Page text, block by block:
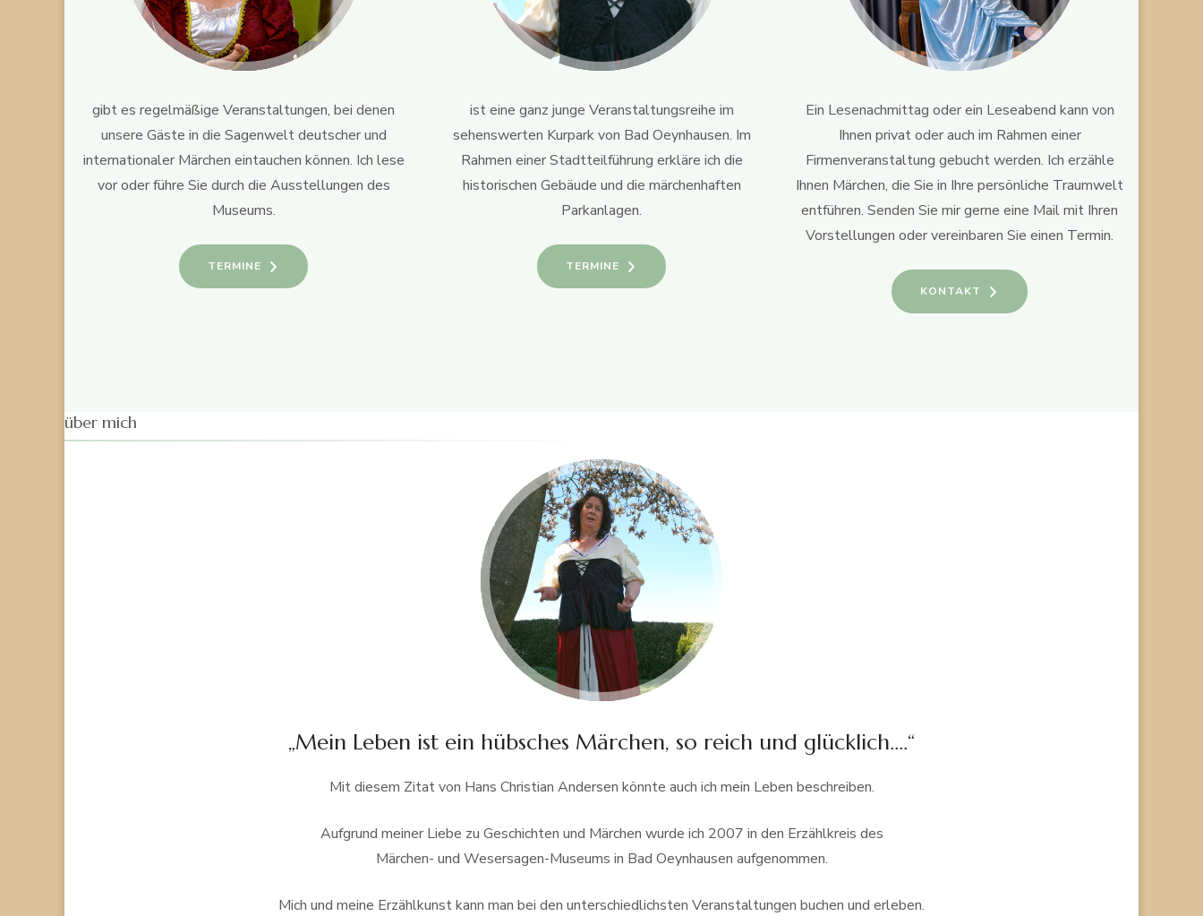
gibt es regelmäßige Veranstaltungen, bei denen
unsere Gäste in die Sagenwelt deutscher und
internationaler Märchen eintauchen können. Ich lese
vor oder führe Sie durch die Ausstellungen des
Museums.
TERMINE
ist eine ganz junge Veranstaltungsreihe im
sehenswerten Kurpark von Bad Oeynhausen. Im
Rahmen einer Stadtteilführung erkläre ich die
historischen Gebäude und die märchenhaften
Parkanlagen.
TERMINE
Ein Lesenachmittag oder ein Leseabend kann von
Ihnen privat oder auch im Rahmen einer
Firmenveranstaltung gebucht werden. Ich erzähle
Ihnen Märchen, die Sie in Ihre persönliche Traumwelt
entführen. Senden Sie mir gerne eine Mail mit Ihren
Vorstellungen oder vereinbaren Sie einen Termin.
KONTAKT
über mich
„Mein Leben ist ein hübsches Märchen, so reich und glücklich….“
Mit diesem Zitat von Hans Christian Andersen könnte auch ich mein Leben beschreiben.
Aufgrund meiner Liebe zu Geschichten und Märchen wurde ich 2007 in den Erzählkreis des
Märchen- und Wesersagen-Museums in Bad Oeynhausen aufgenommen.
Mich und meine Erzählkunst kann man bei den unterschiedlichsten Veranstaltungen buchen und erleben.